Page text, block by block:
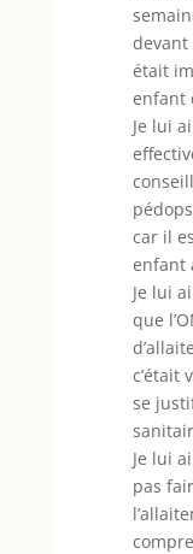
devant
était
enfant
Je lui
car il
enfant
Je lui
que
c’était
se
Je lui
pas